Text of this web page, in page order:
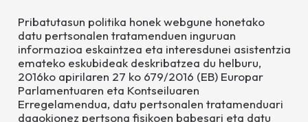
Pribatutasun politika honek webgune honetako
datu pertsonalen tratamenduen inguruan
informazioa eskaintzea eta interesdunei asistentzia
emateko eskubideak deskribatzea du helburu,
2016ko apirilaren 27 ko 679/2016 (EB) Europar
Parlamentuaren eta Kontseiluaren
Erregelamendua, datu pertsonalen tratamenduari
dagokionez pertsona fisikoen babesari eta datu